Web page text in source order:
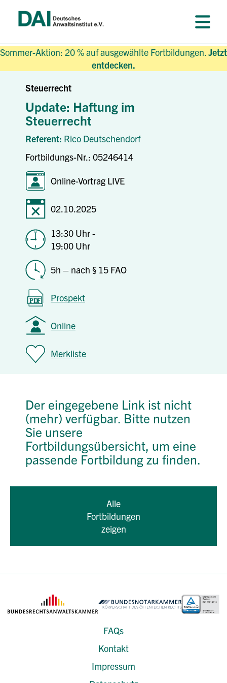
Sommer-Aktion: 20 % auf ausgewählte Fortbildungen.Jetzt
entdecken.
Steuerrecht
Update: Haftung im
Steuerrecht
Referent: Rico Deutschendorf
Fortbildungs-Nr.: 05246414
Online-Vortrag LIVE
02.10.2025
13:30 Uhr -
19:00 Uhr
5h – nach § 15 FAO
Prospekt
Online
Merkliste
Der eingegebene Link ist nicht
(mehr) verfügbar. Bitte nutzen
Sie unsere
Fortbildungsübersicht, um eine
passende Fortbildung zu finden.
Alle
Fortbildungen
zeigen
FAQs
Kontakt
Impressum